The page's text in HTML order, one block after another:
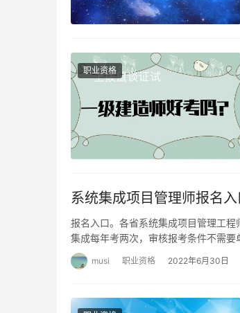
职业资格
系统集成项目管理师报名入
报名入口。各省系统集成项目管理工
集成每年考两次，审核报考条件不需要
musi 职业资格 2022年6月30日